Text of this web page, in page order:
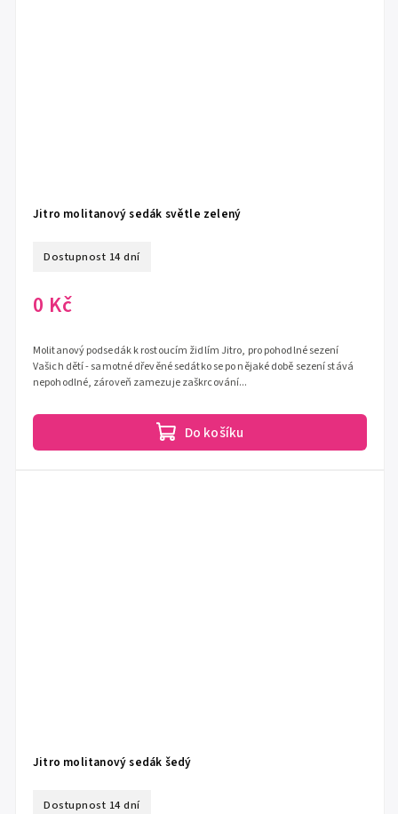
Jitro molitanový sedák světle zelený
Dostupnost 14 dní
0 Kč
Do košíku
Molitanový podsedák k rostoucím židlím Jitro, pro pohodlné sezení
Vašich dětí - samotné dřevěné sedátko se po nějaké době sezení stává
nepohodlné, zároveň zamezuje zaškrcování...
Jitro molitanový sedák šedý
Dostupnost 14 dní